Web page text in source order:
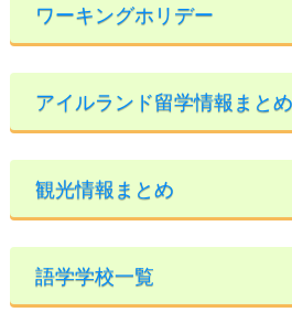
ワーキングホリデー
アイルランド留学情報まとめ
観光情報まとめ
語学学校一覧